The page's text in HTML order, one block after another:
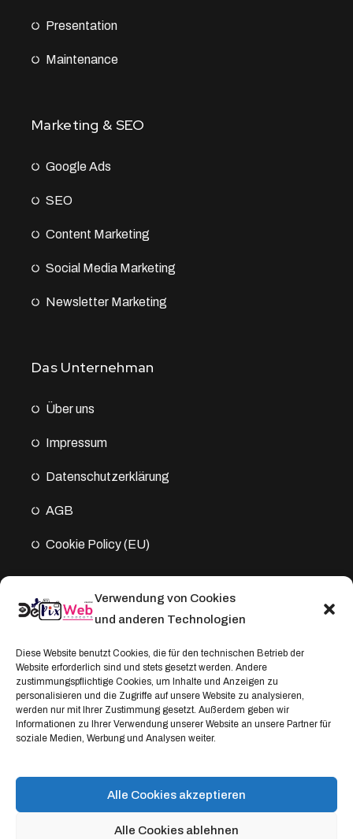
Verwendung von Cookies
und anderen Technologien
Diese Website benutzt Cookies, die für den technischen Betrieb der
Website erforderlich sind und stets gesetzt werden. Andere
zustimmungspflichtige Cookies, um Inhalte und Anzeigen zu
personalisieren und die Zugriffe auf unsere Website zu analysieren,
werden nur mit Ihrer Zustimmung gesetzt. Außerdem geben wir
Informationen zu Ihrer Verwendung unserer Website an unsere Partner für
soziale Medien, Werbung und Analysen weiter.
Alle Cookies akzeptieren
Alle Cookies ablehnen
Presentation
Maintenance
Marketing & SEO
Google Ads
SEO
Content Marketing
Social Media Marketing
Newsletter Marketing
Das Unternehman
Über uns
Impressum
Datenschutz­erklärung
AGB
Cookie Policy (EU)
Kontakt
Address:
Windthorststraße 20
48153 Münster, Deutschland
WhatsApp:
+4917664335685
Email
service@depixweb.de